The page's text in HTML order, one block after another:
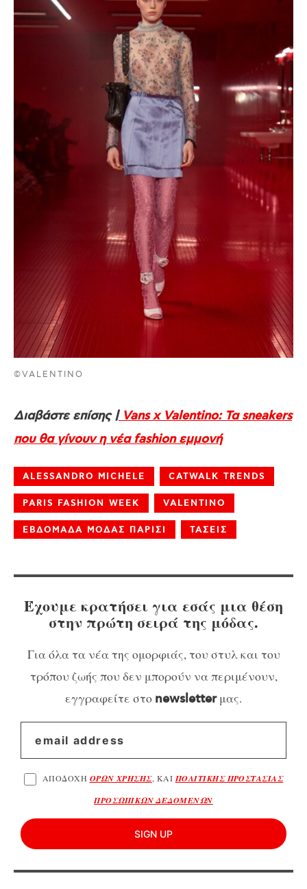
©VALENTINO
Διαβάστε επίσης |Vans x Valentino: Τα sneakers
που θα γίνουν η νέα fashion εμμονή
ALESSANDRO MICHELE CATWALK TRENDS
PARIS FASHION WEEK VALENTINO
ΕΒΔΟΜΑΔΑ ΜΟΔΑΣ ΠΑΡΙΣΙ ΤΑΣΕΙΣ
Έχουμε κρατήσει για εσάς μια θέση
στην πρώτη σειρά της μόδας.
Για όλα τα νέα της ομορφιάς, του στυλ και του
τρόπου ζωής που δεν μπορούν να περιμένουν,
εγγραφείτε στο newsletterμας.
ΑΠΟΔΟΧΗ ΟΡΩΝ ΧΡΗΣΗΣ, ΚΑΙ ΠΟΛΙΤΙΚΗΣ ΠΡΟΣΤΑΣΙΑΣ
ΠΡΟΣΩΠΙΚΩΝ ΔΕΔΟΜΕΝΩΝ
SIGN UP